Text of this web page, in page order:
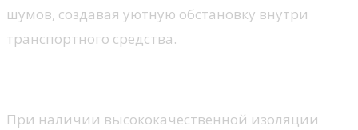
шумов, создавая уютную обстановку внутри
транспортного средства.
При наличии высококачественной изоляции